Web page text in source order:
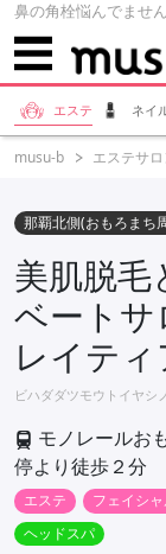
鼻の角栓悩んでませ
エステ ネイ
musu-b エステサ
那覇北側(おもろまち
美肌脱毛
ベート
レイティ
ビハダダツモウトイヤ
モノレールお
停より徒歩２分
エステ フェイシ
ヘッドスパ